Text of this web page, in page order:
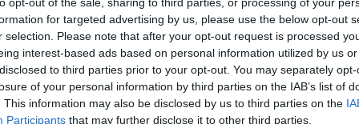
for targeted advertising by us, please use the below opt-out
selection. Please note that after your opt-out request is processed
interest-based ads based on personal information utilized by us
to third parties prior to your opt-out. You may separately
of your personal information by third parties on the IAB’s list of
This information may also be disclosed by us to third parties on the
Participants that may further disclose it to other third parties.
olemasolevatest kaustadest;